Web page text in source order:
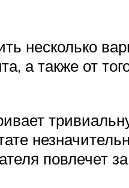
несколько
а также от
повлечет